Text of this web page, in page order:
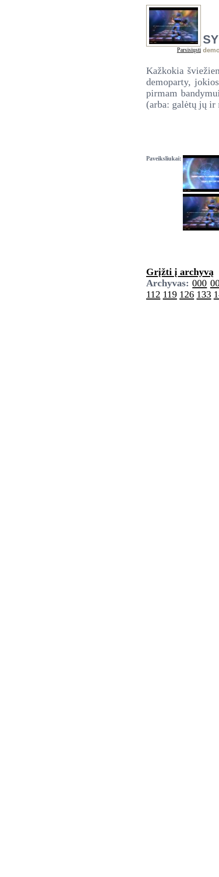
Parsisiųsti
Kažkokia
demoparty,
pirmam
(arba: galėtų jų ir
Paveiksliukai:
Grįžti į archyvą
Archyvas:000
112 119 126 133